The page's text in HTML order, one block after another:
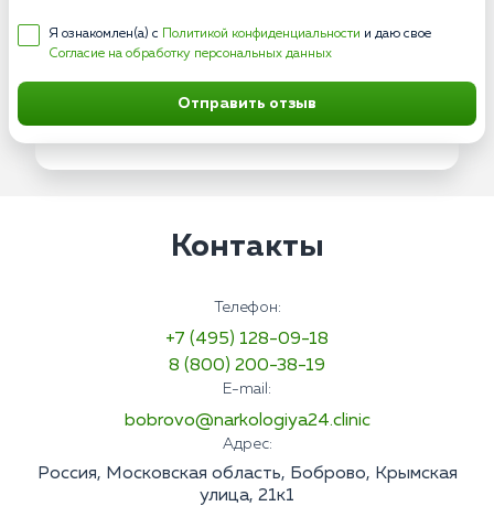
Я ознакомлен(а) с Политикой конфиденциальности и даю свое
Согласие на обработку персональных данных
Отправить отзыв
Контакты
Телефон:
+7 (495) 128-09-18
8 (800) 200-38-19
E-mail:
bobrovo@narkologiya24.clinic
Адрес:
Россия, Московская область, Боброво, Крымская
улица, 21к1